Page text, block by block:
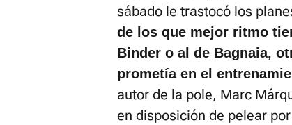
sábado le trastocó los
de los que mejor ritmo
Binder o al de Bagnaia,
prometía en el
autor de la pole, Marc
en disposición de pelear